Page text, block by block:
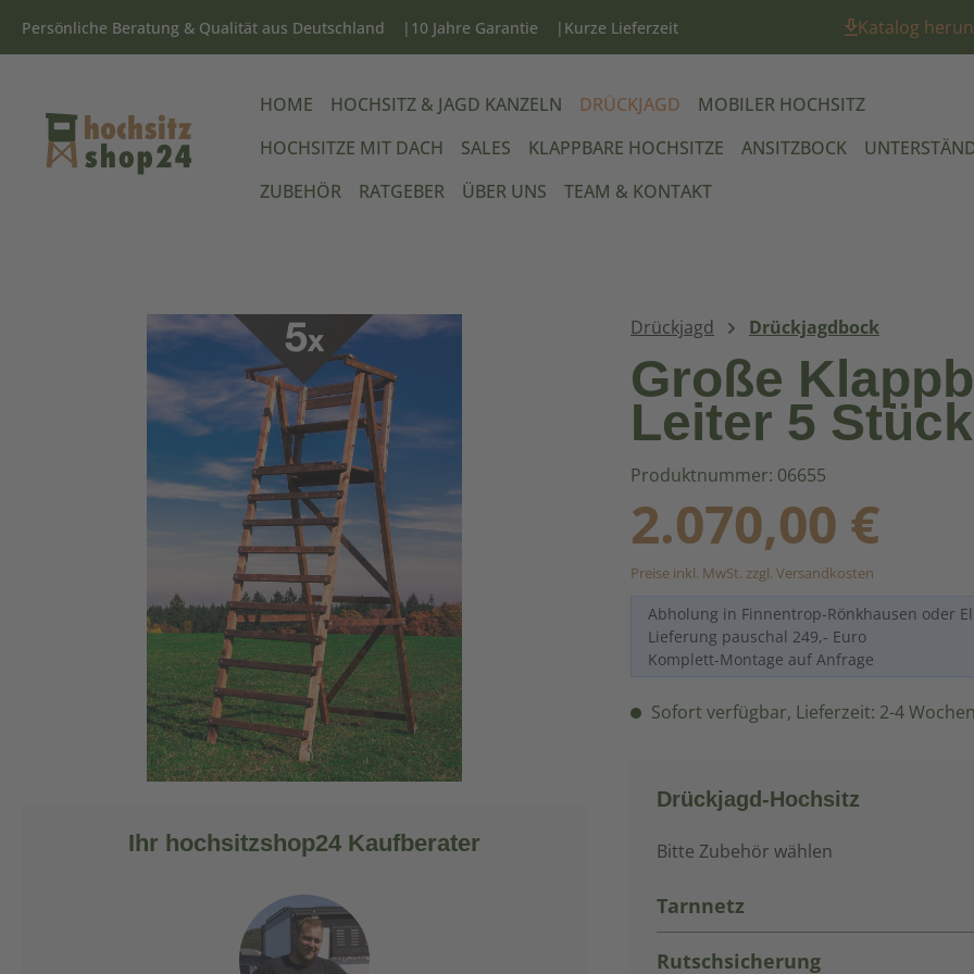
Persönliche Beratung & Qualität aus Deutschland 10 Jahre Garantie Kurze Lieferzeit Katalog
HOME HOCHSITZ & JAGD KANZELN DRÜCKJAGD
MOBILER HOCHSITZ
HOCHSITZE MIT DACH
SALES KLAPPBARE HOCHSITZE ANSITZBOCK
ZUBEHÖR
RATGEBER ÜBER UNS TEAM & KONTAKT
Bildergalerie überspringen
Ihr hochsitzshop24 Kaufberater
Drückjagd Drückjagdbock
Große
Leiter 5 Stück
Produktnummer: 06655
2.070,00 €
Preise inkl. MwSt. zzgl. Versandkosten
Abholung in Finnentrop-Rönkhausen oder
Lieferung pauschal 249,- Euro
Komplett-Montage auf Anfrage
Sofort verfügbar, Lieferzeit: 2-4 Wochen
Drückjagd-Hochsitz
Bitte Zubehör wählen
Tarnnetz
Rutschsicherung